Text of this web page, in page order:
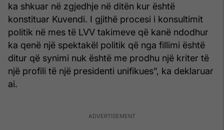
ka shkuar në zgjedhje në ditën kur është
konstituar Kuvendi. I gjithë procesi i konsultimit
politik në mes të LVV takimeve që kanë ndodhur
ka qenë një spektakël politik që nga fillimi është
ditur që synimi nuk është me prodhu një kriter të
një profili të një presidenti unifikues”, ka deklaruar
ai.